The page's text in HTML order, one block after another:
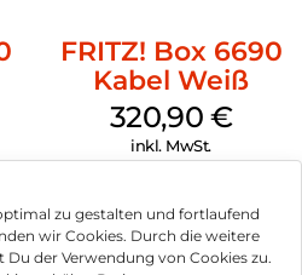
zu gestalten und fortlaufend
wir Cookies. Durch die weitere
der Verwendung von Cookies zu.
FRITZ! Box 6690
Kabel Weiß
320,90 €
inkl. MwSt.